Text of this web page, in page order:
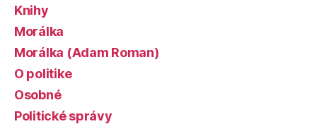
Knihy
Morálka
Morálka (Adam Roman)
O politike
Osobné
Politické správy